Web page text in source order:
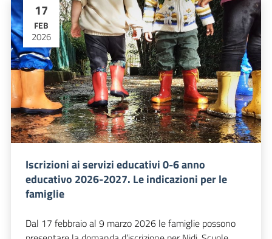
17
FEB
2026
Iscrizioni ai servizi educativi 0-6 anno
educativo 2026-2027. Le indicazioni per le
famiglie
Dal 17 febbraio al 9 marzo 2026 le famiglie possono